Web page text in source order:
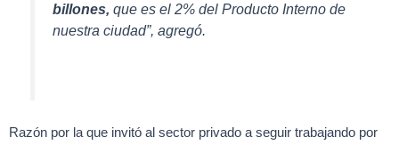
billones, que es el 2% del Producto Interno de
nuestra ciudad”, agregó.
Razón por la que invitó al sector privado a seguir trabajando por